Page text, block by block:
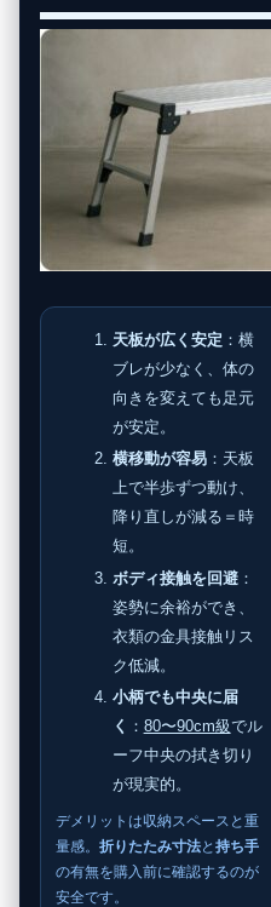
天板が広く安定 ：横
ブレが少なく、体の
向きを変えても足元
が安定。
横移動が容易：天板
上で半歩ずつ動け、
降り直しが減る＝時
短。
ボディ接触を回避：
姿勢に余裕ができ、
衣類の金具接触リス
ク低減。
小柄でも中央に届
く ： 80〜90cm級でル
ーフ中央の拭き切り
が現実的。
デメリットは収納スペースと重
量感。 折りたたみ寸法と 持ち手
の有無を購入前に確認するのが
安全です。